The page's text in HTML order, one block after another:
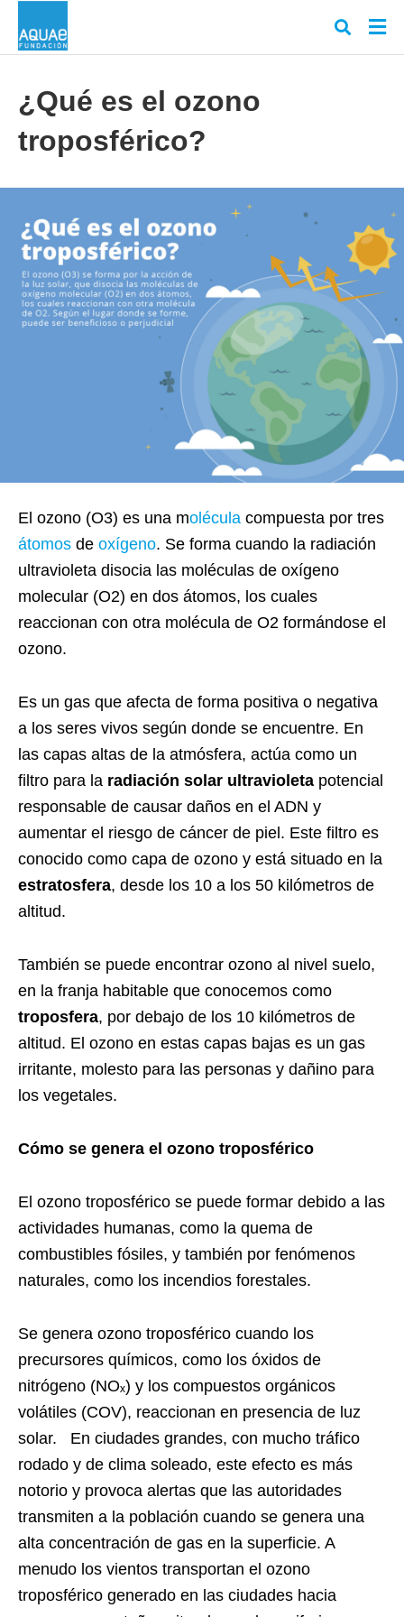
y
¿Qué es el ozono
troposférico?
El ozono (O3) es una molécula compuesta por tres
átomos de oxígeno. Se forma cuando la radiación
ultravioleta disocia las moléculas de oxígeno
molecular (O2) en dos átomos, los cuales
reaccionan con otra molécula de O2 formándose el
ozono.
Es un gas que afecta de forma positiva o negativa
a los seres vivos según donde se encuentre. En
las capas altas de la atmósfera, actúa como un
filtro para la radiación solar ultravioleta potencial
responsable de causar daños en el ADN y
aumentar el riesgo de cáncer de piel. Este filtro es
conocido como capa de ozono y está situado en la
estratosfera, desde los 10 a los 50 kilómetros de
altitud.
También se puede encontrar ozono al nivel suelo,
en la franja habitable que conocemos como
troposfera, por debajo de los 10 kilómetros de
altitud. El ozono en estas capas bajas es un gas
irritante, molesto para las personas y dañino para
los vegetales.
Cómo se genera el ozono troposférico
El ozono troposférico se puede formar debido a las
actividades humanas, como la quema de
combustibles fósiles, y también por fenómenos
naturales, como los incendios forestales.
Se genera ozono troposférico cuando los
precursores químicos, como los óxidos de
nitrógeno (NOₓ) y los compuestos orgánicos
volátiles (COV), reaccionan en presencia de luz
solar. En ciudades grandes, con mucho tráfico
rodado y de clima soleado, este efecto es más
notorio y provoca alertas que las autoridades
transmiten a la población cuando se genera una
alta concentración de gas en la superficie. A
menudo los vientos transportan el ozono
troposférico generado en las ciudades hacia